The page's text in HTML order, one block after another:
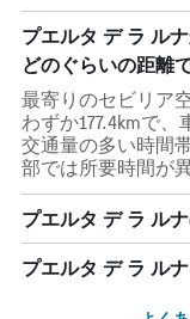
プエルタ デ ラ ル
どのぐらいの距離
最寄りのセビリア
わずか177.4kmで
交通量の多い時間
部では所要時間が
プエルタ デ ラ ル
プエルタ デ ラ ル